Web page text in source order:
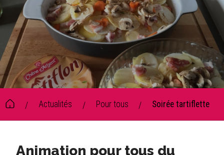
/ Actualités / Pour tous / Soirée tartiflette
Animation pour tous du